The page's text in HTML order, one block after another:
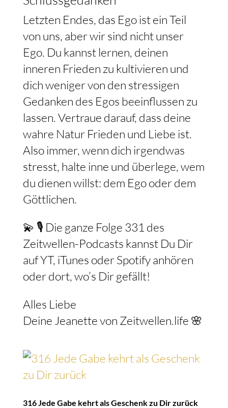
Letzten Endes, das Ego ist ein Teil
von uns, aber wir sind nicht unser
Ego. Du kannst lernen, deinen
inneren Frieden zu kultivieren und
dich weniger von den stressigen
Gedanken des Egos beeinflussen zu
lassen. Vertraue darauf, dass deine
wahre Natur Frieden und Liebe ist.
Also immer, wenn dich irgendwas
stresst, halte inne und überlege, wem
du dienen willst: dem Ego oder dem
Göttlichen.
💫 🎙️ Die ganze Folge 331 des
Zeitwellen-Podcasts kannst Du Dir
auf YT, iTunes oder Spotify anhören
oder dort, wo’s Dir gefällt!
Alles Liebe
Deine Jeanette von Zeitwellen.life 🌸
316 Jede Gabe kehrt als Geschenk zu Dir zurück